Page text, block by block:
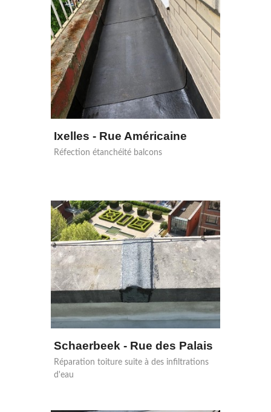
Ixelles - Rue Américaine
Réfection étanchéité balcons
Schaerbeek - Rue des Palais
Réparation toiture suite à des infiltrations
d'eau